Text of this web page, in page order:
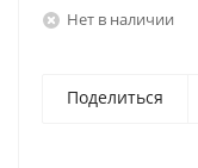
Нет в наличии
Поделиться